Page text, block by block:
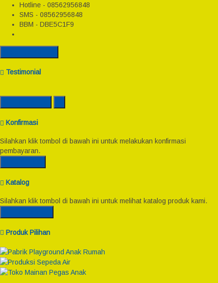
Hotline - 08562956848
SMS - 08562956848
BBM - DBE5C1F9
Testimonial
Konfirmasi
Silahkan klik tombol di bawah ini untuk melakukan konfirmasi
pembayaran.
Katalog
Silahkan klik tombol di bawah ini untuk melihat katalog produk kami.
Produk Pilihan